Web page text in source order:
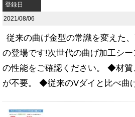
登録日
2021/08/06
従来の曲げ金型の常識を変えた
の登場です!次世代の曲げ加工シ
の性能をご確認ください。 ◆材質
が不要。 ◆従来のVダイと比べ曲